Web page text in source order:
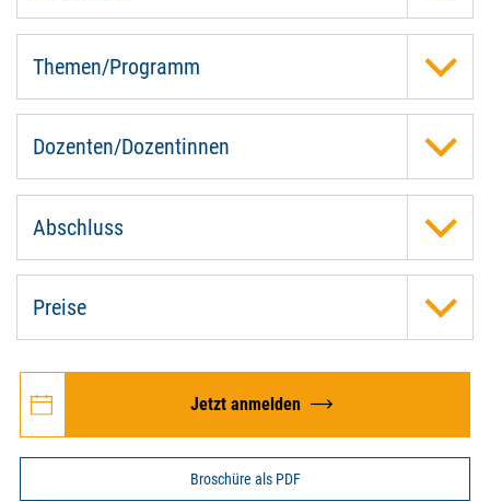
Themen/Programm
Dozenten/Dozentinnen
Abschluss
Preise
Jetzt anmelden
Broschüre als PDF